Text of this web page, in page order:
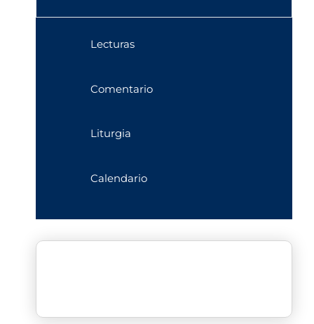
Lecturas
Comentario
Liturgia
Calendario